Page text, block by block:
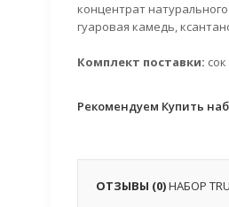
концентрат
гуаровая камедь,
Комплект поставки:
Рекомендуем Купить
ОТЗЫВЫ (0)НАБОР